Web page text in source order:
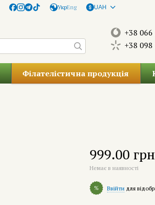
УкрEng UAH
+38
+38
Філателістична продукція
999.00 грн
Немає в наявності
% Ввійти для